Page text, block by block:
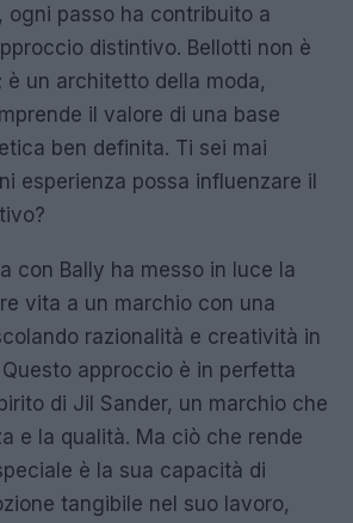
ogni passo ha contribuito a
distintivo. Bellotti non è
è un architetto della moda,
il valore di una base
ben definita. Ti sei mai
esperienza possa influenzare il
con Bally ha messo in luce la
vita a un marchio con una
razionalità e creatività in
approccio è in perfetta
di Jil Sander, un marchio che
e la qualità. Ma ciò che rende
è la sua capacità di
tangibile nel suo lavoro,